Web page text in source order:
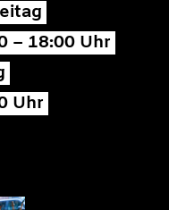
– 18:00 Uhr
Uhr